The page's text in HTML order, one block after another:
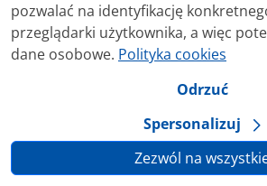
tekst PL (PDF,
tekst EN (PDF,
pozwalać na identyfikację
przeglądarki użytkownika, a więc
dane osobowe. Polityka cookies
Odrzuć
Spersonalizuj
Zezwól na